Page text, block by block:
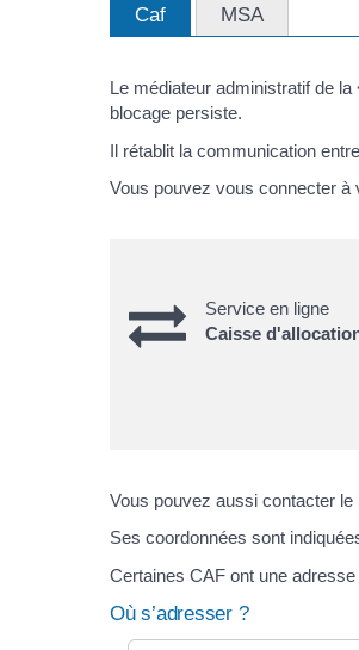
Caf MSA
Le médiateur administratif de
blocage persiste.
Il rétablit la communication
Vous pouvez vous connecter à
Service en ligne
Caisse
Vous pouvez aussi contacter
Ses coordonnées sont
Certaines CAF ont une
Où s’adresser ?